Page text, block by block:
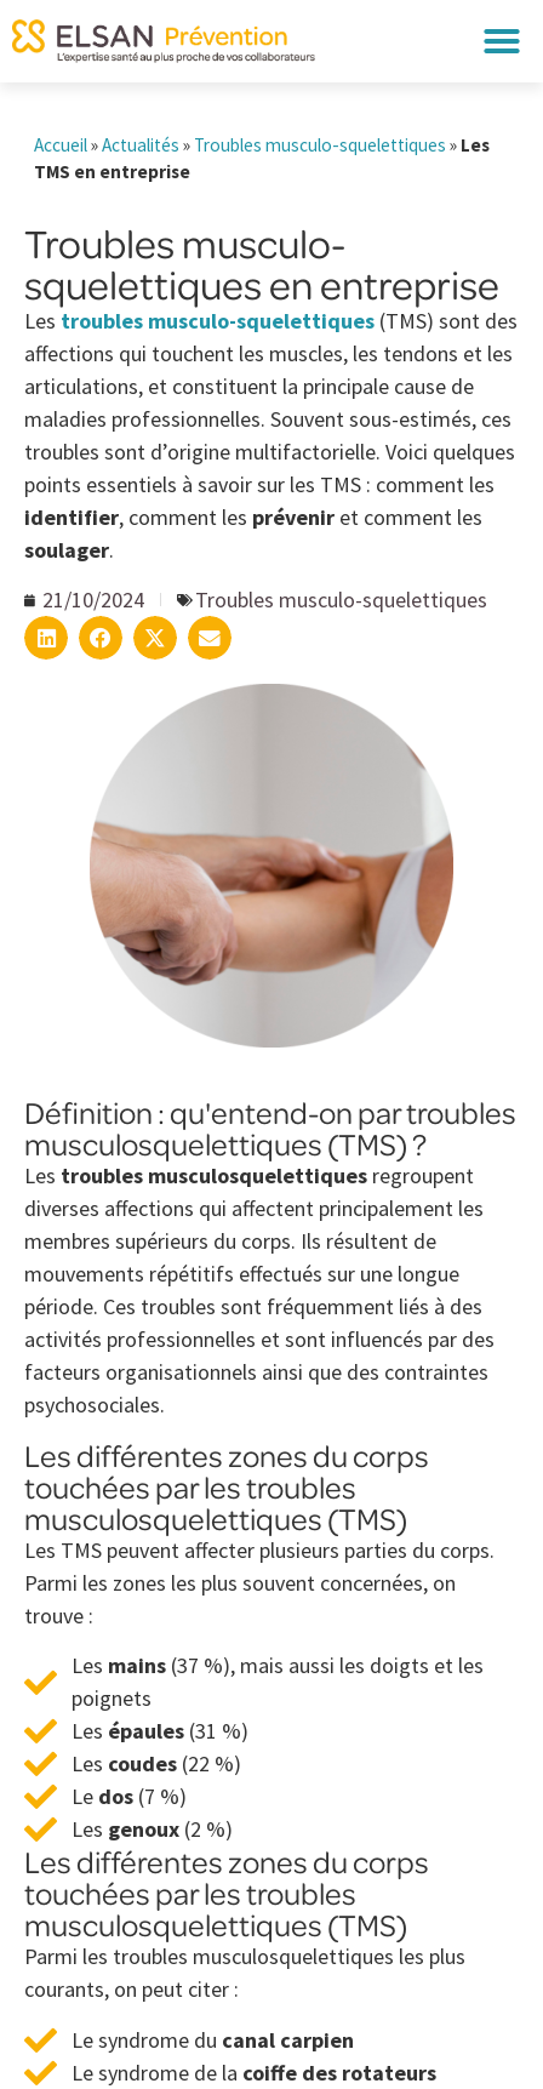
Accueil»Actualités » Troubles musculo-squelettiques » Les
TMS en entreprise
Troubles musculo-
squelettiques en entreprise
Les troubles musculo-squelettiques (TMS) sont des
affections qui touchent les muscles, les tendons et les
articulations, et constituent la principale cause de
maladies professionnelles. Souvent sous-estimés, ces
troubles sont d’origine multifactorielle. Voici quelques
points essentiels à savoir sur les TMS : comment les
identifier, comment les prévenir et comment les
soulager.
21/10/2024
Troubles musculo-squelettiques
Définition : qu'entend-on par troubles
musculosquelettiques (TMS) ?
Les troubles musculosquelettiques regroupent
diverses affections qui affectent principalement les
membres supérieurs du corps. Ils résultent de
mouvements répétitifs effectués sur une longue
période. Ces troubles sont fréquemment liés à des
activités professionnelles et sont influencés par des
facteurs organisationnels ainsi que des contraintes
psychosociales.
Les différentes zones du corps
touchées par les troubles
musculosquelettiques (TMS)
Les TMS peuvent affecter plusieurs parties du corps.
Parmi les zones les plus souvent concernées, on
trouve :
Les mains (37 %), mais aussi les doigts et les
poignets
Les épaules(31 %)
Les coudes (22 %)
Le dos (7 %)
Les genoux (2 %)
Les différentes zones du corps
touchées par les troubles
musculosquelettiques (TMS)
Parmi les troubles musculosquelettiques les plus
courants, on peut citer :
Le syndrome du canal carpien
Le syndrome de la coiffe des rotateurs